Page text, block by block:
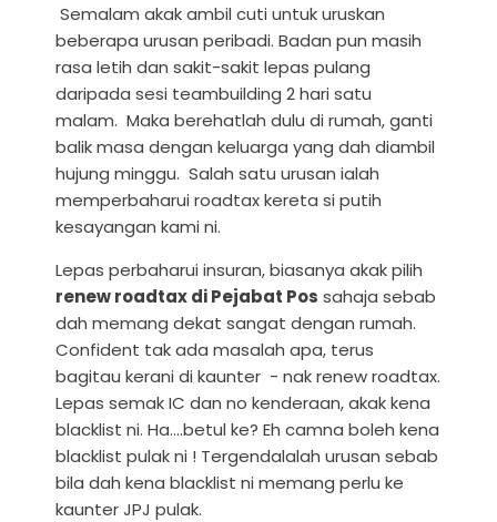
Semalam akak ambil cuti untuk uruskan
beberapa urusan peribadi. Badan pun masih
rasa letih dan sakit-sakit lepas pulang
daripada sesi teambuilding 2 hari satu
malam. Maka berehatlah dulu di rumah, ganti
balik masa dengan keluarga yang dah diambil
hujung minggu. Salah satu urusan ialah
memperbaharui roadtax kereta si putih
kesayangan kami ni.
Lepas perbaharui insuran, biasanya akak pilih
renew roadtax di Pejabat Pos sahaja sebab
dah memang dekat sangat dengan rumah.
Confident tak ada masalah apa, terus
bagitau kerani di kaunter - nak renew roadtax.
Lepas semak IC dan no kenderaan, akak kena
blacklist ni. Ha....betul ke? Eh camna boleh kena
blacklist pulak ni ! Tergendalalah urusan sebab
bila dah kena blacklist ni memang perlu ke
kaunter JPJ pulak.